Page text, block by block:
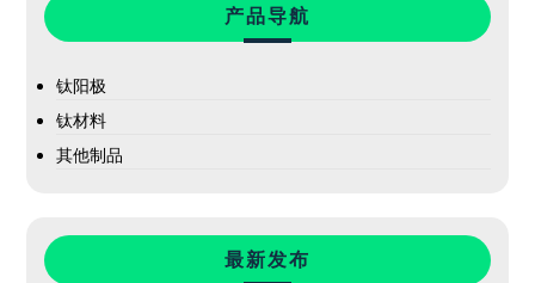
产品导航
钛阳极
钛材料
其他制品
最新发布